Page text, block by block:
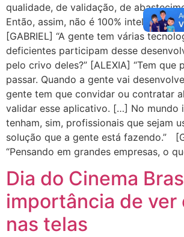
qualidade, de validação, de
Então, assim, não é 100% inteligência
[GABRIEL] “A gente tem várias
deficientes participam desse
pelo crivo deles?” [ALEXIA] “Tem que
passar. Quando a gente vai
gente tem que convidar ou contratar
validar esse aplicativo. […] No mundo
tenham, sim, profissionais que sejam
solução que a gente está fazendo.”
“Pensando em grandes empresas, o
Dia do Cinema
importância de ver
nas telas